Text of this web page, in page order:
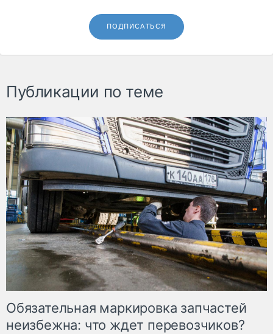
ПОДПИСАТЬСЯ
Публикации по теме
Обязательная маркировка запчастей
неизбежна: что ждет перевозчиков?